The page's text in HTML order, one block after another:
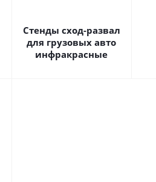
Стенды сход-развал
для грузовых авто
инфракрасные